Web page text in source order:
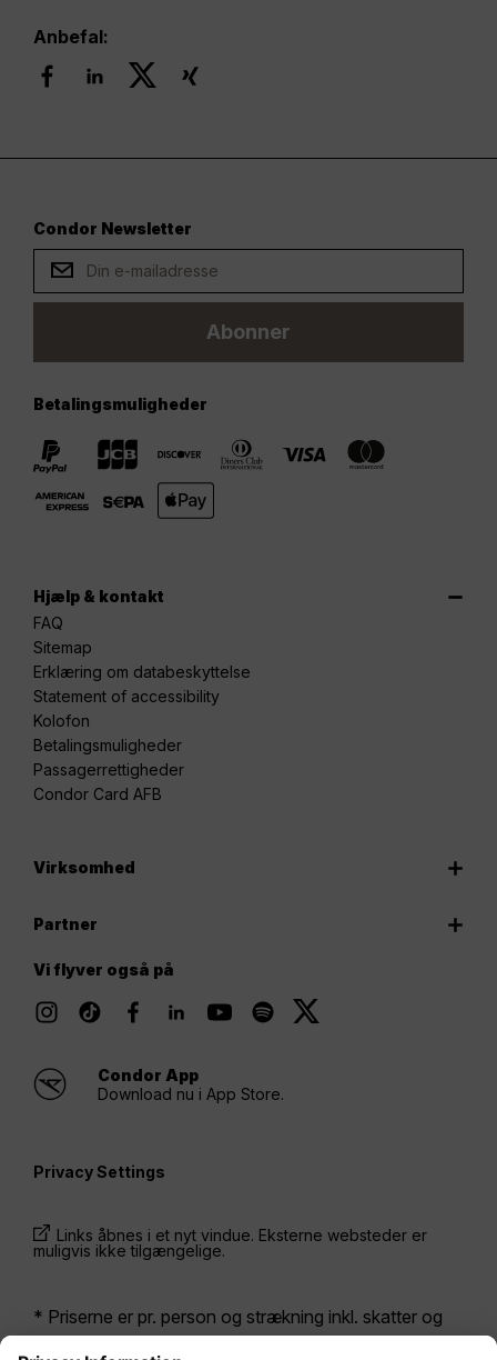
Anbefal:
Condor Newsletter
Abonner
Betalingsmuligheder
Hjælp & kontakt
FAQ
Sitemap
Erklæring om databeskyttelse
Statement of accessibility
Kolofon
Betalingsmuligheder
Passagerrettigheder
Condor Card AFB
Virksomhed
Partner
Vi flyver også på
Condor App
Download nu i App Store.
Privacy Settings
Links åbnes i et nyt vindue. Eksterne websteder er
muligvis ikke tilgængelige.
* Priserne er pr. person og strækning inkl. skatter og